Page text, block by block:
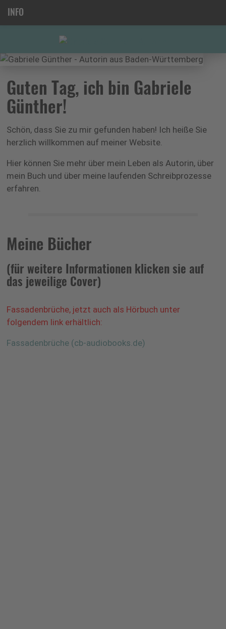
Guten Tag, ich bin Gabriele
Günther!
Schön, dass Sie zu mir gefunden haben! Ich heiße Sie
herzlich willkommen auf meiner Website.
Hier können Sie mehr über mein Leben als Autorin, über
mein Buch und über meine laufenden Schreibprozesse
erfahren.
Meine Bücher
(für weitere Informationen klicken sie auf
das jeweilige Cover)
Fassadenbrüche, jetzt auch als Hörbuch unter
folgendem link erhältlich:
Fassadenbrüche (cb-audiobooks.de)
INFO